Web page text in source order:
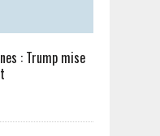
: Trump mise